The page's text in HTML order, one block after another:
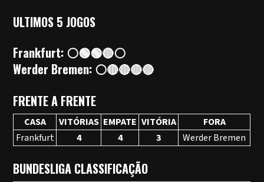
ULTIMOS 5 JOGOS
Frankfurt: ⚪🟢🟢🔴⚪
Werder Bremen: ⚪🔴🔴🔴🔴
FRENTE A FRENTE
CASA VITÓRIAS EMPATE VITÓRIA
FORA
Frankfurt
4 4 3 Werder Bremen
BUNDESLIGA CLASSIFICAÇÃO